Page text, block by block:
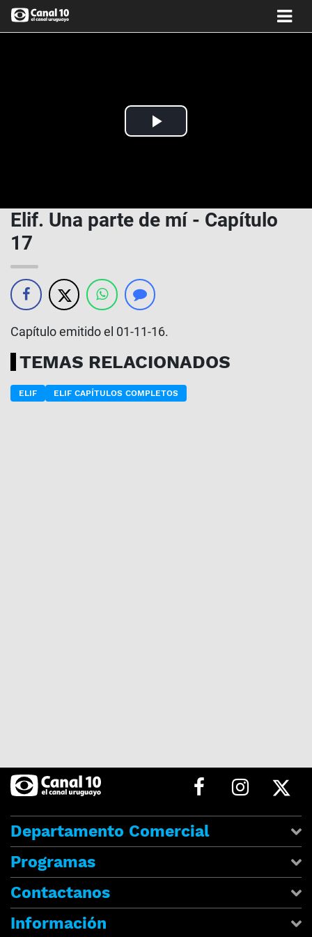
Play
Elif. Una parte de mí - Capítulo
17
Capítulo emitido el 01-11-16.
TEMAS RELACIONADOS
ELIF ELIF CAPÍTULOS COMPLETOS
Departamento Comercial
Programas
Contactanos
Información